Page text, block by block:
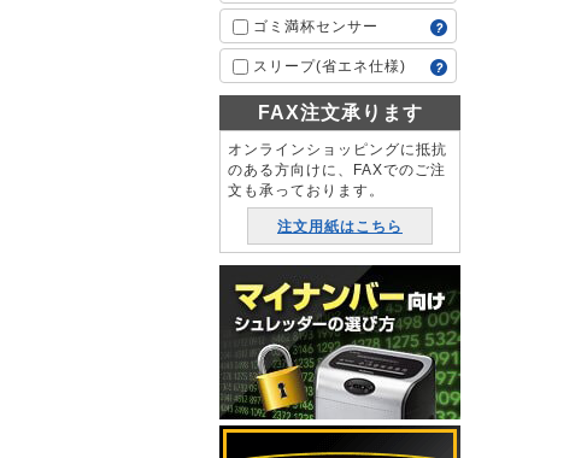
ゴミ満杯センサー
スリープ(省エネ仕様)
FAX注文承ります
オンラインショッピングに抵抗
のある方向けに、FAXでのご注
文も承っております。
注文用紙はこちら